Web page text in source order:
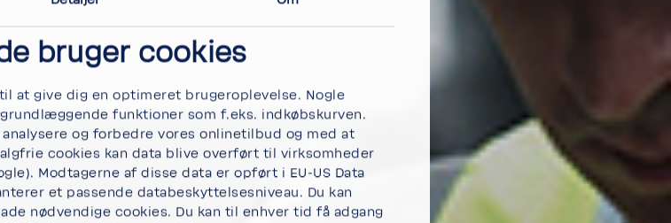
bruger cookies
at give dig en optimeret brugeroplevelse. Nogle
funktioner som f.eks. indkøbskurven.
og forbedre vores onlinetilbud og med at
cookies kan data blive overført til virksomheder
Modtagerne af disse data er opført i EU-US Data
et passende databeskyttelsesniveau. Du kan
nødvendige cookies. Du kan til enhver tid få adgang